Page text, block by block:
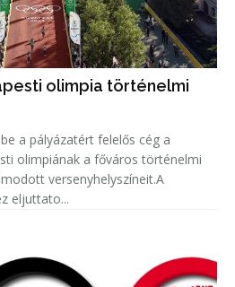
olimpia történelmi
a pályázatért felelős cég a
olimpiának a főváros történelmi
versenyhelyszíneit.A
eljuttato...